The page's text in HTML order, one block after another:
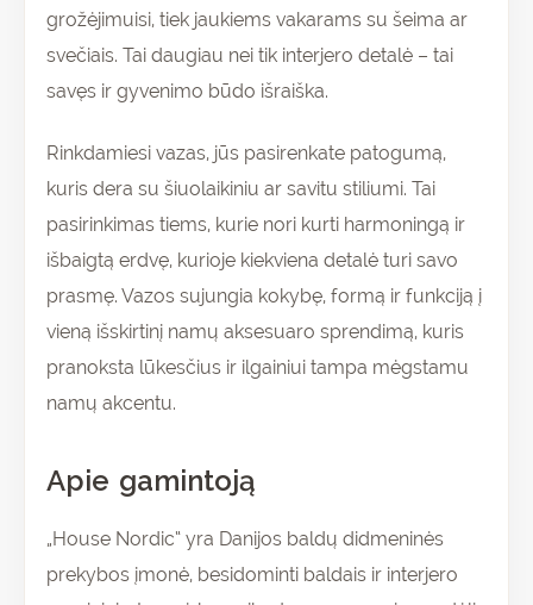
grožėjimuisi, tiek jaukiems vakarams su šeima ar
svečiais. Tai daugiau nei tik interjero detalė – tai
savęs ir gyvenimo būdo išraiška.
Rinkdamiesi vazas, jūs pasirenkate patogumą,
kuris dera su šiuolaikiniu ar savitu stiliumi. Tai
pasirinkimas tiems, kurie nori kurti harmoningą ir
išbaigtą erdvę, kurioje kiekviena detalė turi savo
prasmę. Vazos sujungia kokybę, formą ir funkciją į
vieną išskirtinį namų aksesuaro sprendimą, kuris
pranoksta lūkesčius ir ilgainiui tampa mėgstamu
namų akcentu.
Apie gamintoją
„House Nordic“ yra Danijos baldų didmeninės
prekybos įmonė, besidominti baldais ir interjero